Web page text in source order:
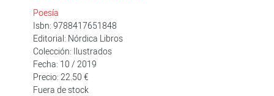
Poesía
Isbn: 9788417651848
Editorial: Nórdica Libros
Colección: Ilustrados
Fecha: 10 / 2019
Precio: 22.50 €
Fuera de stock